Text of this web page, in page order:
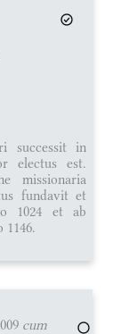
successit in
electus est.
missionaria
fundavit et
1024 et ab
cum